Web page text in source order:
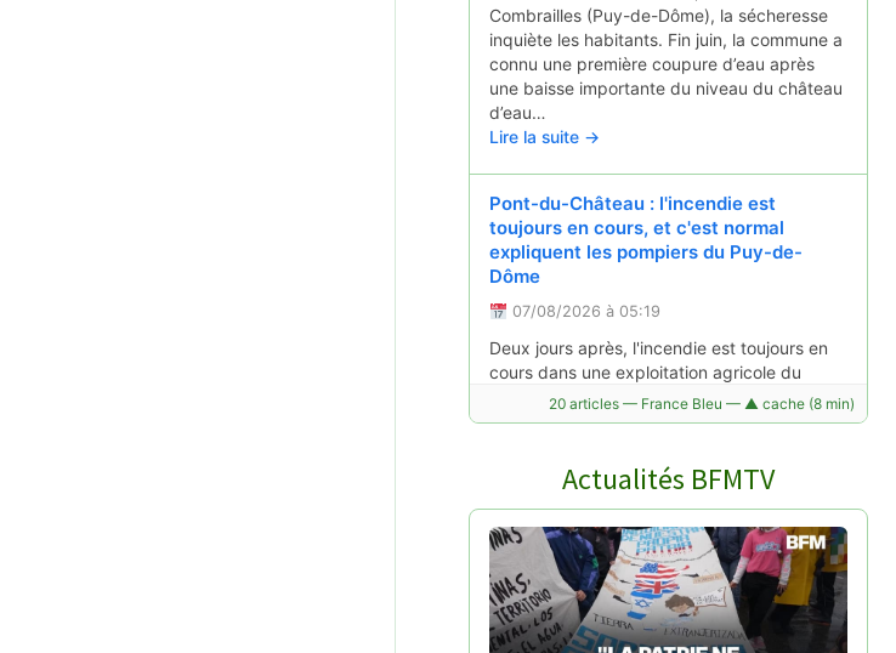
Combrailles (Puy-de-Dôme), la sécheresse
inquiète les habitants. Fin juin, la commune a
connu une première coupure d’eau après
une baisse importante du niveau du château
d’eau…
Lire la suite →
Pont-du-Château : l'incendie est
toujours en cours, et c'est normal
expliquent les pompiers du Puy-de-
Dôme
07/08/2026 à 05:19
Deux jours après, l'incendie est toujours en
cours dans une exploitation agricole du
Pont-du-Château aux portes de Clermont-
Ferrand. Les pompiers expliquent pourquoi
Lire la suite →
20 articles — France Bleu — ▲ cache (8 min)
Actualités BFMTV